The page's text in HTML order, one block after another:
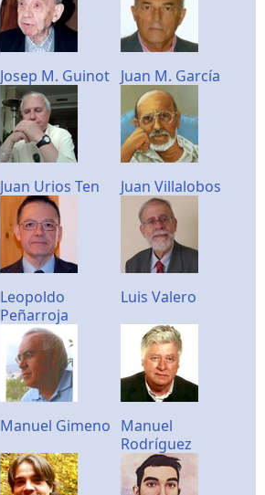
Josep M. Guinot Juan M. García
Juan Urios Ten Juan Villalobos
Leopoldo
Peñarroja
Luis Valero
Manuel Gimeno Manuel
Rodríguez